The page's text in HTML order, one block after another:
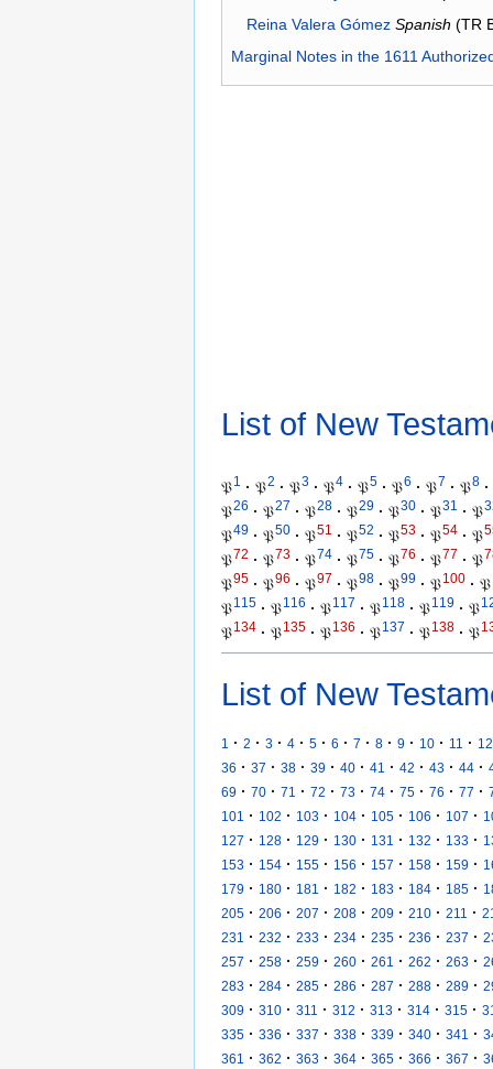
Reina Valera Gómez Spanish (TR
Marginal Notes in the 1611
List of New
𝔓1 · 𝔓2 · 𝔓3 · 𝔓4 · 𝔓5 · 𝔓6 · 𝔓7 · 𝔓8 ·
𝔓26 · 𝔓27 · 𝔓28 · 𝔓29 · 𝔓30 · 𝔓31 · 𝔓
𝔓49 · 𝔓50 · 𝔓51 · 𝔓52 · 𝔓53 · 𝔓54 · 𝔓
𝔓72 · 𝔓73 · 𝔓74 · 𝔓75 · 𝔓76 · 𝔓77 · 𝔓
𝔓95 · 𝔓96 · 𝔓97 · 𝔓98 · 𝔓99 · 𝔓100 · 𝔓
𝔓115 · 𝔓116 · 𝔓117 · 𝔓118 · 𝔓119 · 𝔓
𝔓134 · 𝔓135 · 𝔓136 · 𝔓137 · 𝔓138 · 𝔓
List of New
1 · 2 · 3 · 4 · 5 · 6 · 7 · 8 · 9 · 10 · 11 · 12
36 · 37 · 38 · 39 · 40 · 41 · 42 · 43 · 44 ·
69 · 70 · 71 · 72 · 73 · 74 · 75 · 76 · 77 ·
101
· 102 · 103 · 104 · 105 · 106 · 107 ·
127 · 128 · 129 · 130 · 131 · 132 · 133 ·
153 · 154 · 155 · 156 · 157 · 158 · 159 ·
179 · 180 · 181 · 182 · 183 · 184 · 185 ·
205 · 206 · 207 · 208 · 209 · 210 · 211 ·
231
· 232 · 233 · 234 · 235 · 236 · 237 ·
257 · 258 · 259 · 260 · 261 · 262 · 263 ·
283 · 284 · 285 · 286 · 287 · 288 · 289 ·
309 · 310 · 311 · 312 · 313 · 314 · 315 ·
335 · 336 · 337 · 338 · 339 · 340 · 341 ·
361
· 362 · 363 · 364 · 365 · 366 · 367 ·